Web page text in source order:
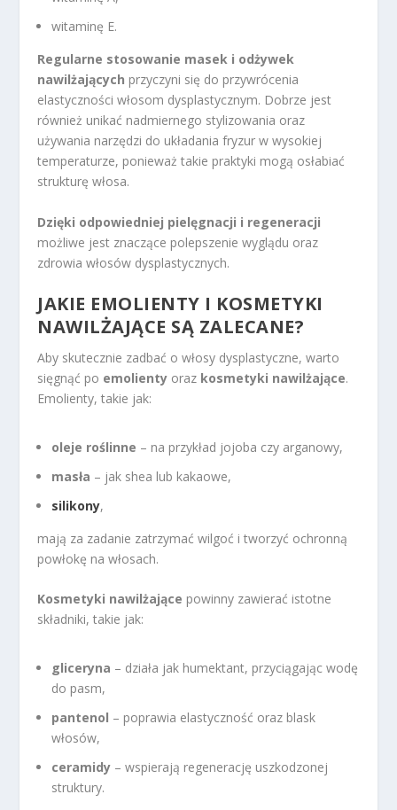
witaminę E.
Regularne stosowanie masek i odżywek
nawilżających przyczyni się do przywrócenia
elastyczności włosom dysplastycznym. Dobrze jest
również unikać nadmiernego stylizowania oraz
używania narzędzi do układania fryzur w wysokiej
temperaturze, ponieważ takie praktyki mogą osłabiać
strukturę włosa.
Dzięki odpowiedniej pielęgnacji i regeneracji
możliwe jest znaczące polepszenie wyglądu oraz
zdrowia włosów dysplastycznych.
JAKIE EMOLIENTY I KOSMETYKI
NAWILŻAJĄCE SĄ ZALECANE?
Aby skutecznie zadbać o włosy dysplastyczne, warto
sięgnąć po emolienty oraz kosmetyki nawilżające.
Emolienty, takie jak:
oleje roślinne – na przykład jojoba czy arganowy,
masła – jak shea lub kakaowe,
silikony,
mają za zadanie zatrzymać wilgoć i tworzyć ochronną
powłokę na włosach.
Kosmetyki nawilżające powinny zawierać istotne
składniki, takie jak:
gliceryna – działa jak humektant, przyciągając wodę
do pasm,
pantenol – poprawia elastyczność oraz blask
włosów,
ceramidy – wspierają regenerację uszkodzonej
struktury.